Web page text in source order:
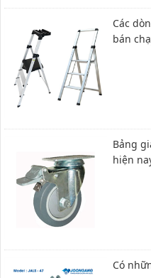
Các
bán
Bảng
hiện
Có